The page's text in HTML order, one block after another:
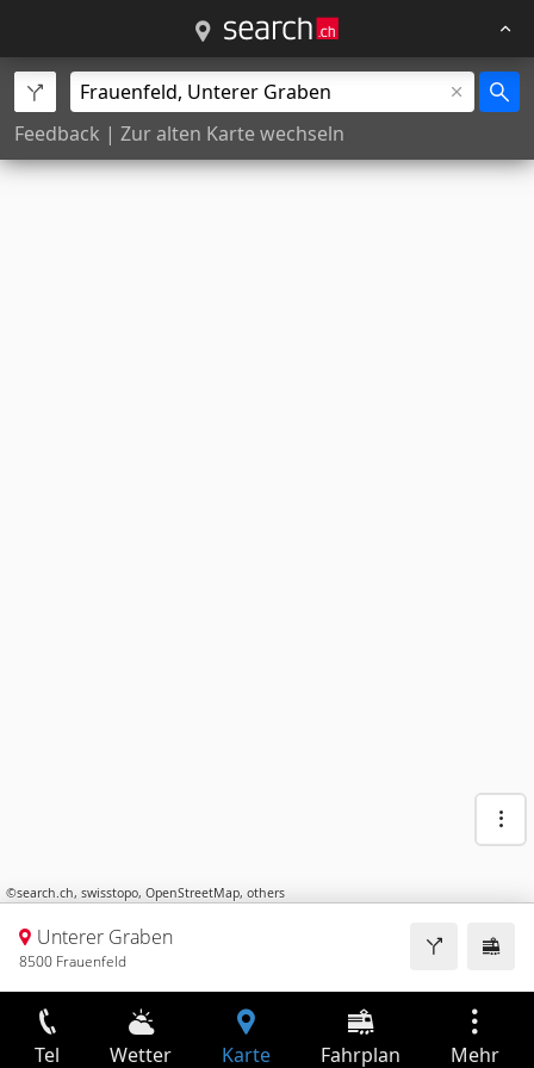
Feedback | Zur alten Karte wechseln
©search.ch, swisstopo, OpenStreetMap, others
Unterer Graben
8500 Frauenfeld
Tel Wetter Karte Fahrplan Mehr